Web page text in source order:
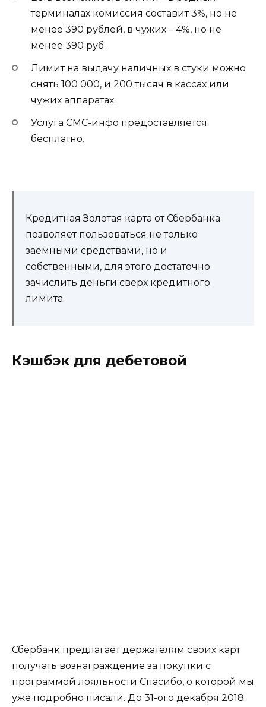
терминалах комиссия составит 3%, но не
менее 390 рублей, в чужих – 4%, но не
менее 390 руб.
Лимит на выдачу наличных в стуки можно
снять 100 000, и 200 тысяч в кассах или
чужих аппаратах.
Услуга СМС-инфо предоставляется
бесплатно.
Кредитная Золотая карта от Сбербанка
позволяет пользоваться не только
заёмными средствами, но и
собственными, для этого достаточно
зачислить деньги сверх кредитного
лимита.
Кэшбэк для дебетовой
Сбербанк предлагает держателям своих карт
получать вознаграждение за покупки с
программой лояльности Спасибо, о которой мы
уже подробно писали. До 31-ого декабря 2018